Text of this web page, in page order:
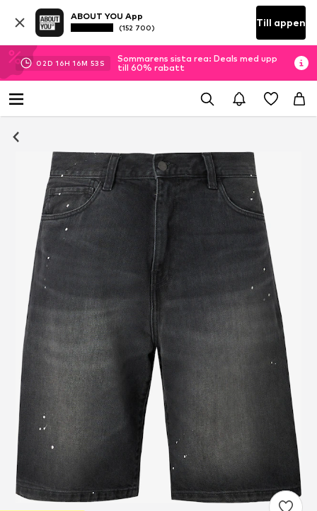
ABOUT YOU App
(152 700) Till appen
02D 16H 16M 52 S
Sommarens sista rea: Deals med upp
till 60% rabatt